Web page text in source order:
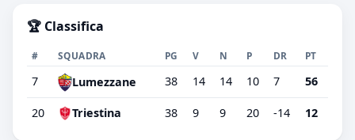
🏆 Classifica
# SQUADRA PG V N P DR PT
7 Lumezzane 38 14 14 10 7 56
20 Triestina 38 9 9 20 -14 12